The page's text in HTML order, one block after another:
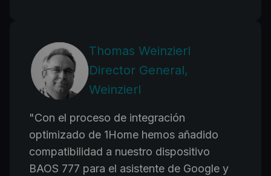
Thomas Weinzierl
Director General,
Weinzierl
"Con el proceso de integración
optimizado de 1Home hemos añadido
compatibilidad a nuestro dispositivo
BAOS 777 para el asistente de Google y